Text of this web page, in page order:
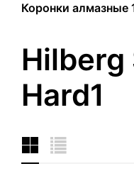
Коронки алмазные
Hilberg
Hard1